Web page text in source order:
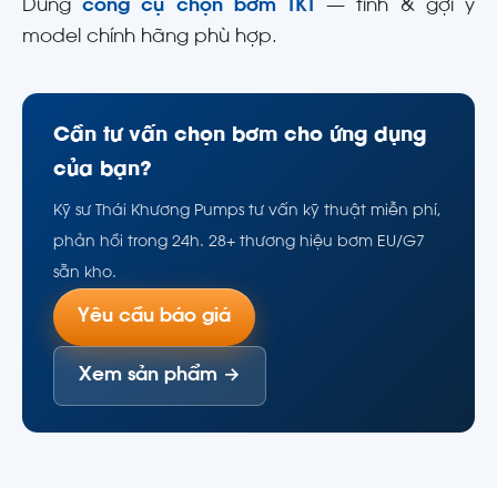
Dùngcông cụ chọn bơm TKT
— tính & gợi ý
model chính hãng phù hợp.
Cần tư vấn chọn bơm cho ứng dụng
của bạn?
Kỹ sư Thái Khương Pumps tư vấn kỹ thuật miễn phí,
phản hồi trong 24h. 28+ thương hiệu bơm EU/G7
sẵn kho.
Yêu cầu báo giá
Xem sản phẩm →